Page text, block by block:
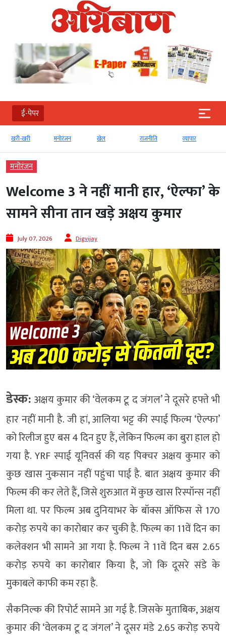
ई-पेपर
खरी-खरी मनोरंजन राजनीति व्‍यापार
मनोरंजन
Welcome 3 ने नहीं मानी हार, ‘ऐल्फा’ के
सामने सीना तान खड़े अक्षय कुमार
July 07, 2026 Digvijay
डेस्क: अक्षय कुमार की ‘वेलकम टू द जंगल’ ने दूसरे हफ्ते भी
हार नहीं मानी है. जी हां, आलिया भट्ट की स्पाई फिल्म ‘ऐल्फा’
को रिलीज हुए बस 4 दिन हुए हैं, लेकिन फिल्म का बुरा हाल हो
गया है. YRF स्पाई यूनिवर्स की यह पिक्चर अक्षय कुमार को
कुछ खास नुकसान नहीं पहुंचा पाई है. बात अक्षय कुमार की
फिल्म की कर लेते हैं, जिसे शुरुआत में कुछ खास रिस्पॉन्स नहीं
मिला था. पर फिल्म अब दुनियाभर के बॉक्स ऑफिस से 170
करोड़ रुपये का कारोबार कर चुकी है. फिल्म का 11वें दिन का
कलेक्शन भी सामने आ गया है. फिल्म ने 11वें दिन बस 2.65
करोड़ रुपये का कारोबार किया है, जो कि दूसरे संडे के
मुकाबले काफी कम रहा है.
सैकनिल्क की रिपोर्ट सामने आ गई है. जिसके मुताबिक, अक्षय
कुमार की ‘वेलकम टू द जंगल’ ने दूसर मंडे 2.65 करोड़ रुपये